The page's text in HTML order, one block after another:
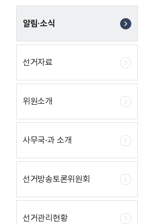
알림·소식
선거자료
위원소개
사무국·과 소개
선거방송토론위원회
선거관리현황